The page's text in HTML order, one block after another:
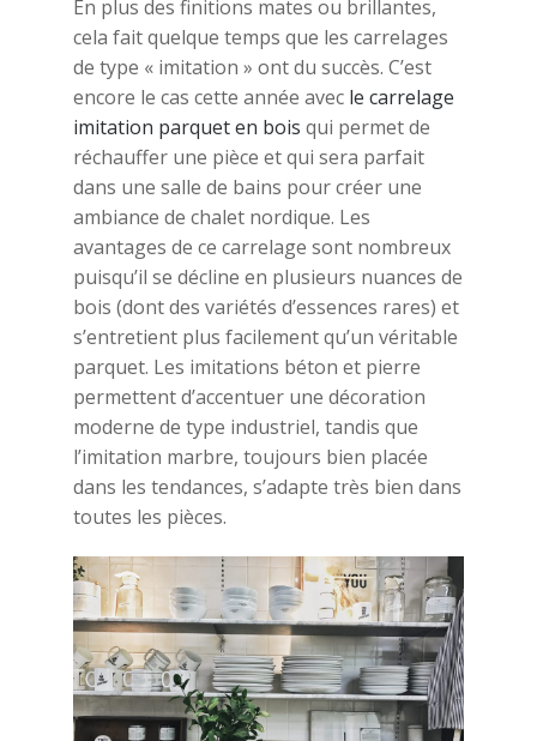
En plus des finitions mates ou brillantes,
cela fait quelque temps que les carrelages
de type « imitation » ont du succès. C’est
encore le cas cette année avec le carrelage
imitation parquet en bois qui permet de
réchauffer une pièce et qui sera parfait
dans une salle de bains pour créer une
ambiance de chalet nordique. Les
avantages de ce carrelage sont nombreux
puisqu’il se décline en plusieurs nuances de
bois (dont des variétés d’essences rares) et
s’entretient plus facilement qu’un véritable
parquet. Les imitations béton et pierre
permettent d’accentuer une décoration
moderne de type industriel, tandis que
l’imitation marbre, toujours bien placée
dans les tendances, s’adapte très bien dans
toutes les pièces.